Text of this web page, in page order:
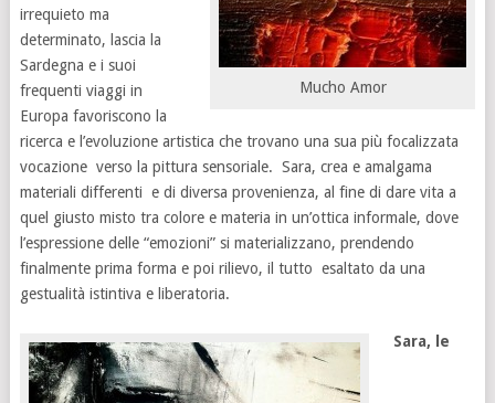
Mucho Amor
irrequieto ma
determinato, lascia la
Sardegna e i suoi
frequenti viaggi in
Europa favoriscono la
ricerca e l’evoluzione artistica che trovano una sua più focalizzata
vocazione verso la pittura sensoriale. Sara, crea e amalgama
materiali differenti e di diversa provenienza, al fine di dare vita a
quel giusto misto tra colore e materia in un’ottica informale, dove
l’espressione delle “emozioni” si materializzano, prendendo
finalmente prima forma e poi rilievo, il tutto esaltato da una
gestualità istintiva e liberatoria.
Sara, le